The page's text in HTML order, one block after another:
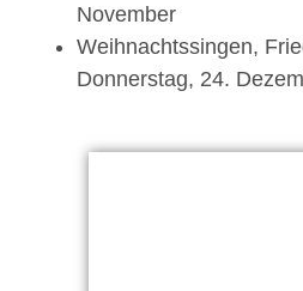
November
Weihnachtssingen,
Donnerstag, 24.